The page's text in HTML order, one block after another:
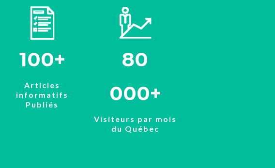
100+
Articles
informatifs
Publiés
80
000+
Visiteurs par mois
du Québec